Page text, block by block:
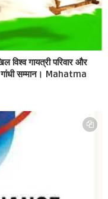
विश्व गायत्री परिवार और
गांधी सम्मान। Mahatma